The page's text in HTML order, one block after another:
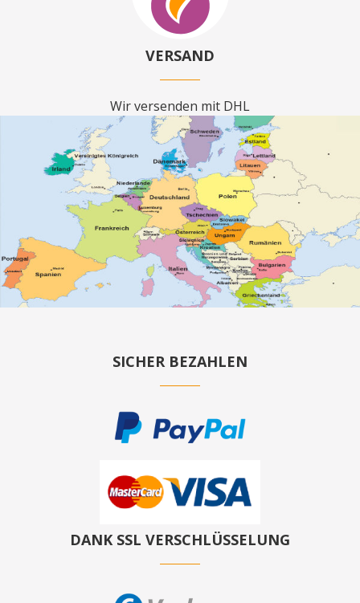
VERSAND
Wir versenden mit DHL
SICHER BEZAHLEN
DANK SSL VERSCHLÜSSELUNG